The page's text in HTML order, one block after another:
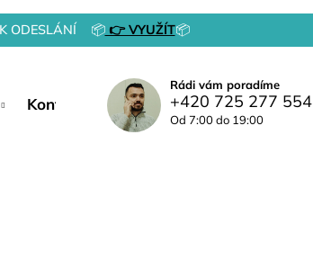
K ODESLÁNÍ 📦👉 VYUŽÍT📦
Kontakty
Rádi vám poradíme
+420 725 277 554
Od 7:00 do 19:00